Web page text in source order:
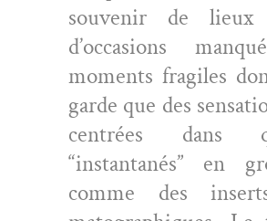
sou­venir de lieux
d’oc­ca­sions
moments frag­iles
garde que des
cen­trées dans
“instan­ta­nés” en
comme des